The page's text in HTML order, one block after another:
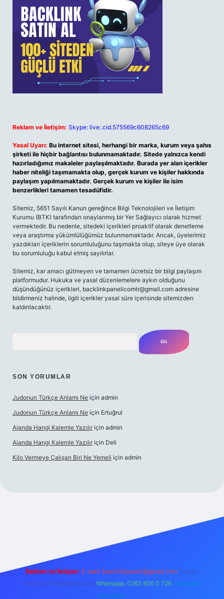
Reklam ve İletişim: Skype: live:.cid.575569c608265c69
Yasal Uyarı: Bu internet sitesi, herhangi bir marka, kurum veya şahıs
şirketi ile hiçbir bağlantısı bulunmamaktadır. Sitede yalnızca kendi
hazırladığımız makaleler paylaşılmaktadır. Burada yer alan içerikler
haber niteliği taşımamakta olup, gerçek kurum ve kişiler hakkında
paylaşım yapılmamaktadır. Gerçek kurum ve kişiler ile isim
benzerlikleri tamamen tesadüfidir.
Sitemiz, 5651 Sayılı Kanun gereğince Bilgi Teknolojileri ve İletişim
Kurumu (BTK) tarafından onaylanmış bir Yer Sağlayıcı olarak hizmet
vermektedir. Bu nedenle, sitedeki içerikleri proaktif olarak denetleme
veya araştırma yükümlülüğümüz bulunmamaktadır. Ancak, üyelerimiz
yazdıkları içeriklerin sorumluluğunu taşımakta olup, siteye üye olarak
bu sorumluluğu kabul etmiş sayılırlar.
Sitemiz, kar amacı gütmeyen ve tamamen ücretsiz bir bilgi paylaşım
platformudur. Hukuka ve yasal düzenlemelere aykırı olduğunu
düşündüğünüz içerikleri, backlinkpanelicomtr@gmail.com adresine
bildirmeniz halinde, ilgili içerikler yasal süre içerisinde sitemizden
kaldırılacaktır.
SON YORUMLAR
Judonun Türkçe Anlamı Ne için admin
Judonun Türkçe Anlamı Ne için Ertuğrul
Ajanda Hangi Kalemle Yazılır için admin
Ajanda Hangi Kalemle Yazılır için Deli
Kilo Vermeye Çalışan Biri Ne Yemeli için admin
Reklam ve İletişim: E-mail: backlinkpaneli@gmail.com Teams:
forumhizmeti@gmail.com Whatsapp: 0262 606 0 726 Telegram:
@karabul